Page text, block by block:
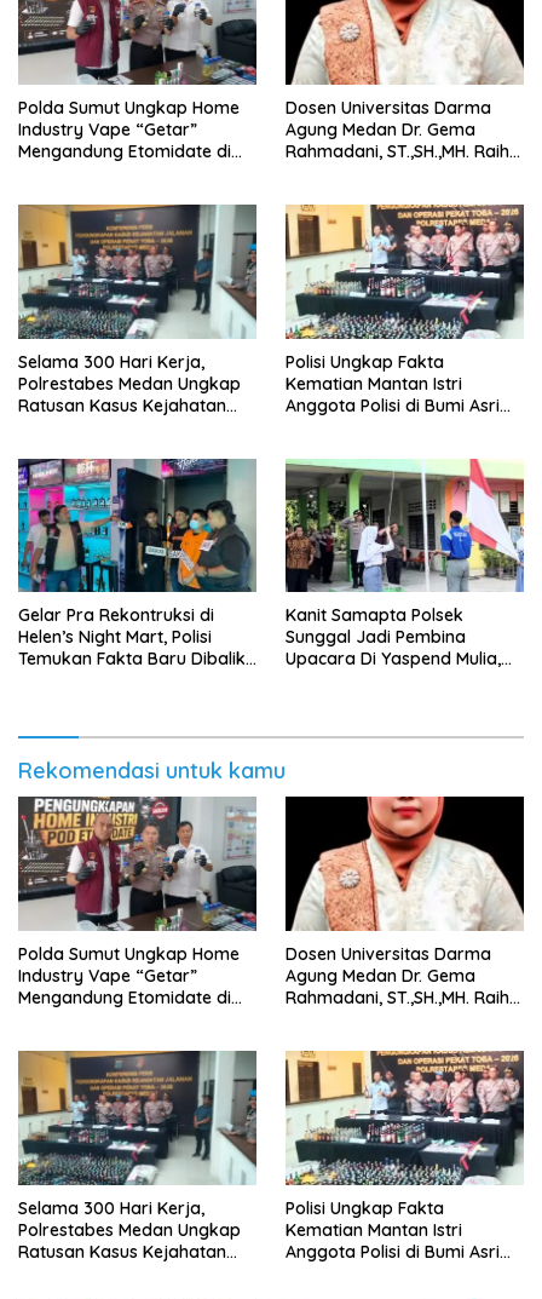
‎Polda Sumut Ungkap Home
Industry Vape “Getar”
Mengandung Etomidate di
Dosen Universitas Darma
Agung Medan Dr. Gema
Rahmadani, ST.,SH.,MH. Raih
Selama 300 Hari Kerja,
Polrestabes Medan Ungkap
Ratusan Kasus Kejahatan
Polisi Ungkap Fakta
Kematian Mantan Istri
Anggota Polisi di Bumi Asri
Gelar Pra Rekontruksi di
Helen’s Night Mart, Polisi
Temukan Fakta Baru Dibalik
Kanit Samapta Polsek
Sunggal Jadi Pembina
Upacara Di Yaspend Mulia,
Rekomendasi untuk kamu
‎Polda Sumut Ungkap Home
Industry Vape “Getar”
Mengandung Etomidate di
Dosen Universitas Darma
Agung Medan Dr. Gema
Rahmadani, ST.,SH.,MH. Raih
Selama 300 Hari Kerja,
Polrestabes Medan Ungkap
Ratusan Kasus Kejahatan
Polisi Ungkap Fakta
Kematian Mantan Istri
Anggota Polisi di Bumi Asri